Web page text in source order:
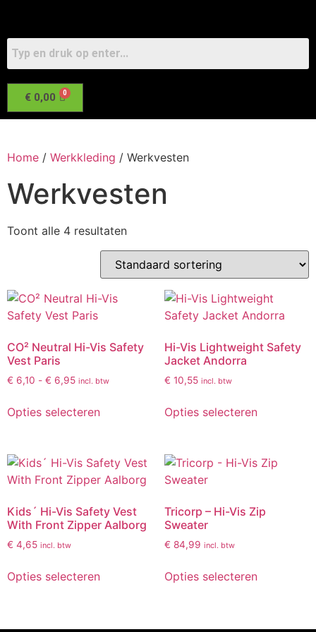
€ 0,00
Home / Werkkleding / Werkvesten
Werkvesten
Toont alle 4 resultaten
CO² Neutral Hi-Vis Safety
Vest Paris
€ 6,10 - € 6,95 incl. btw
Opties selecteren
Hi-Vis Lightweight Safety
Jacket Andorra
€ 10,55 incl. btw
Opties selecteren
Kids´ Hi-Vis Safety Vest
With Front Zipper Aalborg
€ 4,65 incl. btw
Opties selecteren
Tricorp – Hi-Vis Zip
Sweater
€ 84,99 incl. btw
Opties selecteren